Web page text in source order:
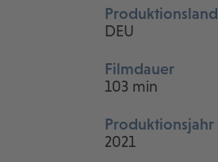
Produktionsland
DEU
Filmdauer
103 min
Produktionsjahr
2021